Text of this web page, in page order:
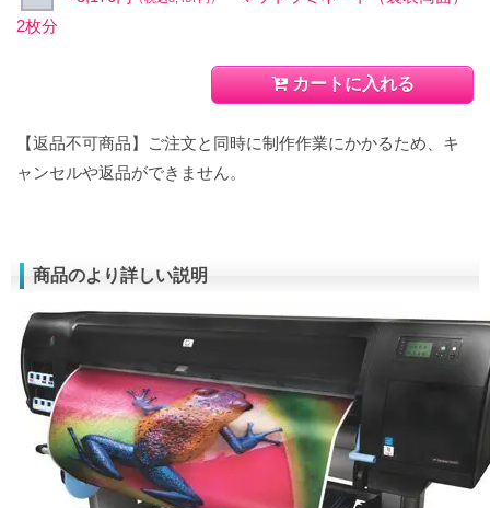
2枚分
カートに入れる
【返品不可商品】ご注文と同時に制作作業にかかるため、キ
ャンセルや返品ができません。
商品のより詳しい説明